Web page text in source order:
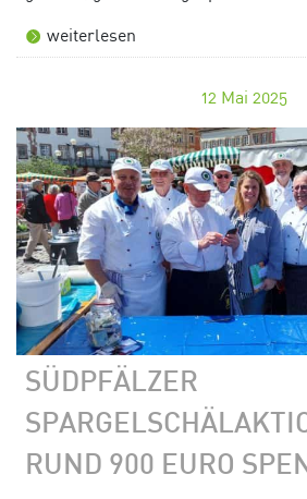
weiterlesen
12 Mai 2025
SÜDPFÄLZER
RUND 900 EURO